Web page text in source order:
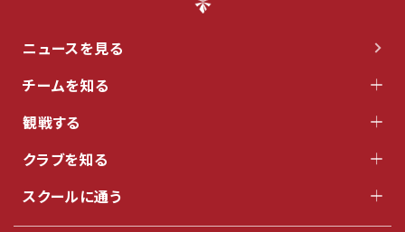
ニュースを見る
チームを知る
観戦する
クラブを知る
スクールに通う